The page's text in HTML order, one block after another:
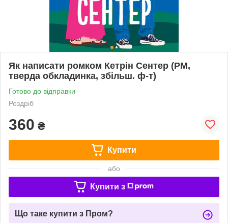
Як написати ромком Кетрін Сентер (РМ,
тверда обкладинка, збільш. ф-т)
Готово до відправки
Роздріб
360 ₴
Купити
або
Купити з
Що таке купити з Пром?